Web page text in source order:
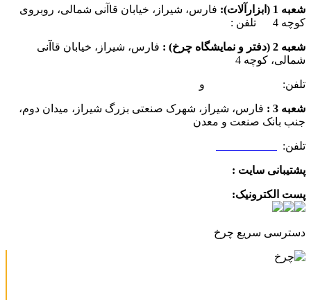
شعبه 1 (ابزارآلات):
فارس، شیراز، خیابان قاآنی شمالی، روبروی
کوچه 4 تلفن :
شعبه 2 (دفتر و نمایشگاه چرخ) :
فارس، شیراز، خیابان قاآنی
شمالی، کوچه 4
تلفن: و
شعبه 3 :
فارس، شیراز، شهرک صنعتی بزرگ شیراز، میدان دوم،
جنب بانک صنعت و معدن
تلفن:
پشتیبانی سایت :
پست الکترونیک:
دسترسی سریع چرخ